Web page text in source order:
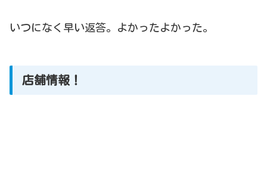
いつになく早い返答。よかったよかった。
店舗情報！